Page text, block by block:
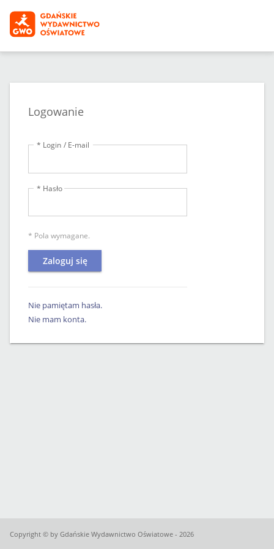
Logowanie
* Login / E-mail
* Hasło
* Pola wymagane.
Zaloguj się
Nie pamiętam hasła.
Nie mam konta.
Copyright © by Gdańskie Wydawnictwo Oświatowe - 2026